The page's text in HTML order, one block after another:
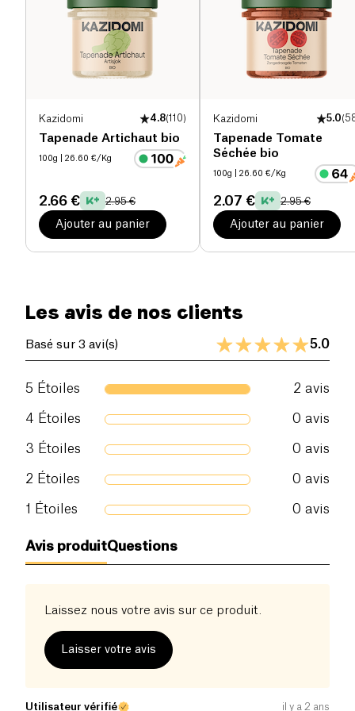
Kazidomi 4.8(110)
Tapenade Artichaut bio
100g | 26.60 €/Kg
2.66 € 2.95 €
Ajouter au panier
Kazidomi 5.0(
Tapenade Tomate
Séchée bio
100g | 26.60 €/Kg
2.07 € 2.95 €
Ajouter au panier
1.7 g
Les avis de nos clients
Basé sur 3 avi(s) 5.0
5 Étoiles 2 avis
4 Étoiles 0 avis
3 Étoiles 0 avis
2 Étoiles 0 avis
1 Étoiles 0 avis
Avis produitQuestions
Laissez nous votre avis sur ce produit.
Laisser votre avis
Utilisateur vérifié il y a 2 ans